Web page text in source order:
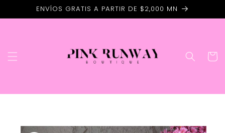
directamente
al contenido
ENVÍOS GRATIS A PARTIR DE $2,000 MN
Carrito